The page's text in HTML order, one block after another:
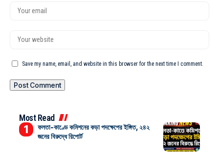
Save my name, email, and website in this browser for the next time I comment.
Most Read
ফলতা-কাণ্ডে কমিশনের কড়া পদক্ষেপের ইঙ্গিত, ২৪২
জনের বিরুদ্ধে রিপোর্ট